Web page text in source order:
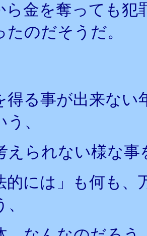
ら金を奪っても
のだそうだ。
得る事が出来な
、
えられない様な
的には」も何も